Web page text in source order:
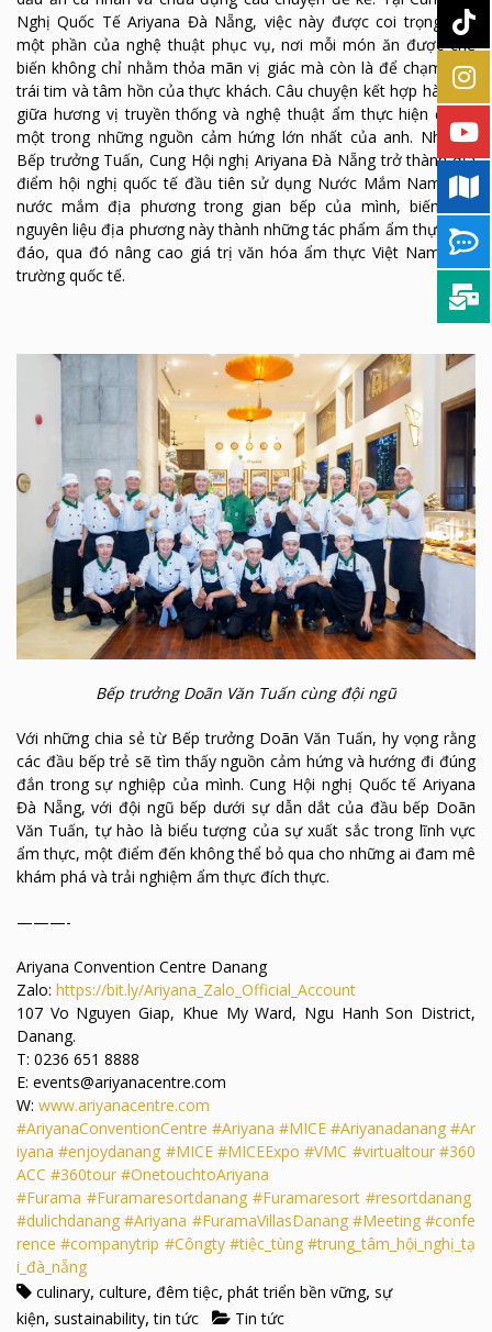
Nghị Quốc Tế Ariyana Đà Nẵng, việc này được coi trọng như
một phần của nghệ thuật phục vụ, nơi mỗi món ăn được chế
biến không chỉ nhằm thỏa mãn vị giác mà còn là để chạm đến
trái tim và tâm hồn của thực khách. Câu chuyện kết hợp hài hòa
giữa hương vị truyền thống và nghệ thuật ẩm thực hiện đại là
một trong những nguồn cảm hứng lớn nhất của anh. Nhờ có
Bếp trưởng Tuấn, Cung Hội nghị Ariyana Đà Nẵng trở thành địa
điểm hội nghị quốc tế đầu tiên sử dụng Nước Mắm Nam Ô –
nước mắm địa phương trong gian bếp của mình, biến hóa
nguyên liệu địa phương này thành những tác phẩm ẩm thực độc
đáo, qua đó nâng cao giá trị văn hóa ẩm thực Việt Nam trên
trường quốc tế.
Bếp trưởng Doãn Văn Tuấn cùng đội ngũ
Với những chia sẻ từ Bếp trưởng Doãn Văn Tuấn, hy vọng rằng
các đầu bếp trẻ sẽ tìm thấy nguồn cảm hứng và hướng đi đúng
đắn trong sự nghiệp của mình. Cung Hội nghị Quốc tế Ariyana
Đà Nẵng, với đội ngũ bếp dưới sự dẫn dắt của đầu bếp Doãn
Văn Tuấn, tự hào là biểu tượng của sự xuất sắc trong lĩnh vực
ẩm thực, một điểm đến không thể bỏ qua cho những ai đam mê
khám phá và trải nghiệm ẩm thực đích thực.
———-
Ariyana Convention Centre Danang
Zalo: https://bit.ly/Ariyana_Zalo_Official_Account
107 Vo Nguyen Giap, Khue My Ward, Ngu Hanh Son District,
Danang.
T: 0236 651 8888
E: events@ariyanacentre.com
W: www.ariyanacentre.com
#AriyanaConventionCentre #Ariyana #MICE #Ariyanadanang #Ar
iyana #enjoydanang #MICE #MICEExpo #VMC #virtualtour #360
ACC #360tour #OnetouchtoAriyana
#Furama #Furamaresortdanang #Furamaresort #resortdanang
#dulichdanang #Ariyana #FuramaVillasDanang #Meeting #confe
rence #companytrip #Côngty #tiệc_tùng #trung_tâm_hội_nghị_tạ
i_đà_nẵng
culinary, culture, đêm tiệc, phát triển bền vững, sự
kiện, sustainability,tin tức Tin tức